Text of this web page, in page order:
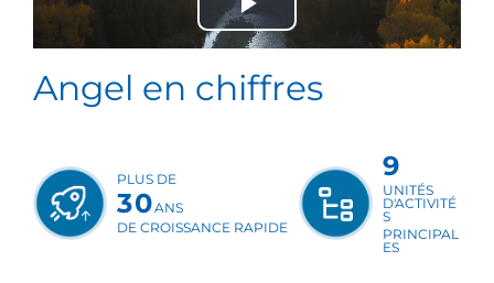
Play
Video
Angel en chiffres